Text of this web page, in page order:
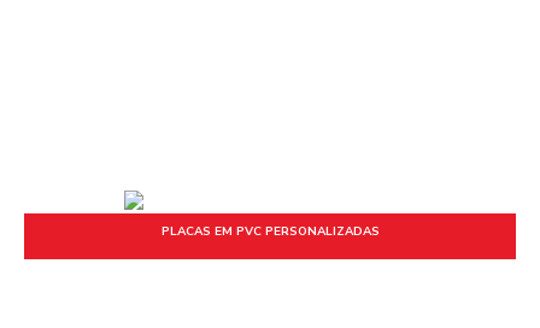
PLACAS EM PVC PERSONALIZADAS